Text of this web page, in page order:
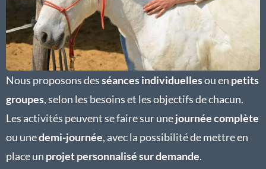
Nous proposons desséances individuellesou en petits
groupes, selon les besoins et les objectifs de chacun.
Les activités peuvent se faire sur unejournée complète
ou unedemi-journée, avec la possibilité de mettre en
place un projet personnalisé sur demande.